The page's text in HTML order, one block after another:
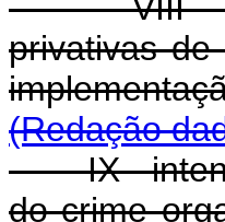
privativas de
(Redação
IX -
do crime